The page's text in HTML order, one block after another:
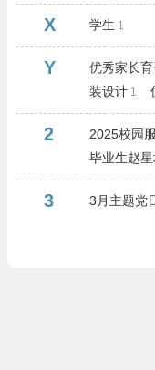
X 学生 1
Y 优秀家长
装设计 1
2 2025校园
毕业生赵
3 3月主题党